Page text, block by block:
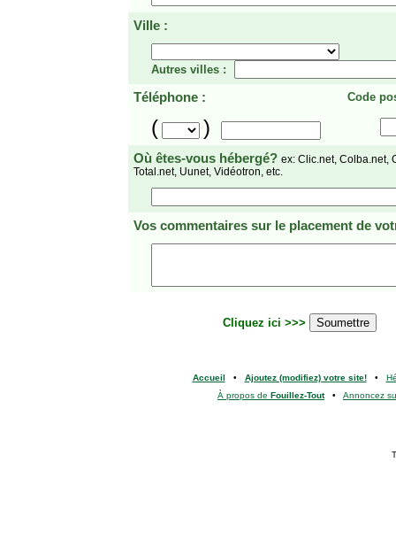
Ville :
Autres villes :
Téléphone : Code
( )
Où êtes-vous hébergé? ex: Clic.net, Colba.net,
Total.net, Uunet, Vidéotron, etc.
Vos commentaires sur le placement de
Cliquez ici >>>
Accueil • Ajoutez (modifiez) votre site!•
À propos de Fouillez-Tout• Annoncez